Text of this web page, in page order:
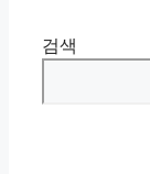
검색